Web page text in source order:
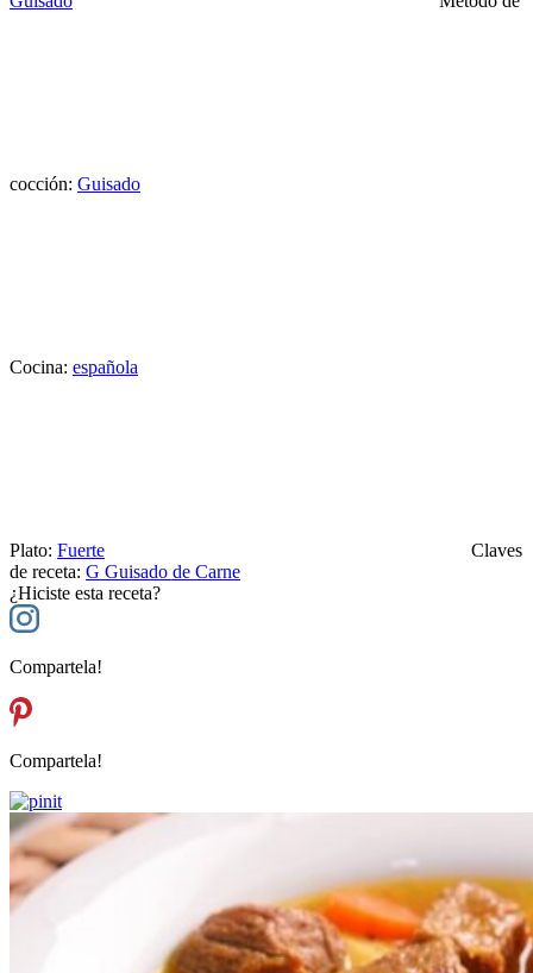
cocción: Guisado
Cocina: española
Plato: Fuerte
Claves
de receta: G Guisado de Carne
¿Hiciste esta receta?
Compartela!
Compartela!